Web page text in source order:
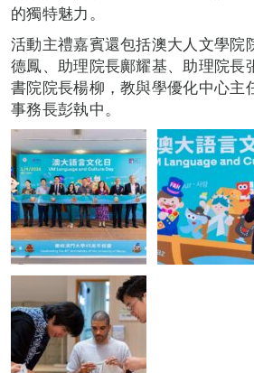
的獨特魅力。
活動主禮嘉賓還包括澳大人文學院
德鳳、助理院長鄺耀基、助理院長
書院院長楊柳，教與學優化中心主
事務長彭執中。